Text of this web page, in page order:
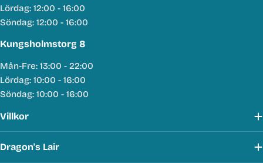
Lördag: 12:00 - 16:00
Söndag: 12:00 - 16:00
Kungsholmstorg 8
Mån-Fre: 13:00 - 22:00
Lördag: 10:00 - 16:00
Söndag: 10:00 - 16:00
Villkor
Dragon's Lair